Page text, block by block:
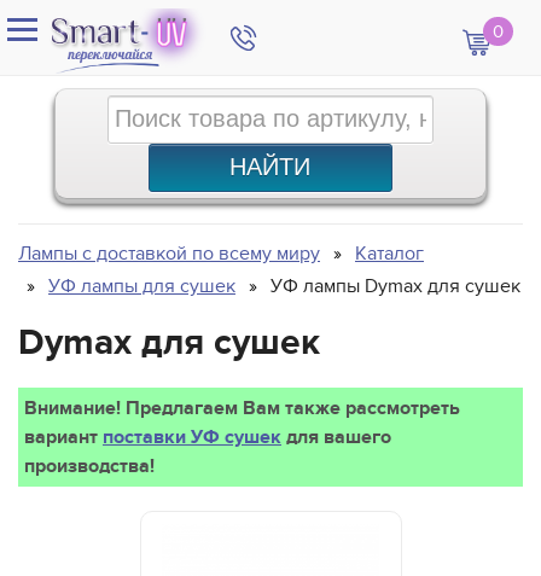
0
Лампы с доставкой по всему миру
Каталог
УФ лампы для сушек
УФ лампы Dymax для сушек
Dymax для сушек
Внимание! Предлагаем Вам также рассмотреть
вариант поставки УФ сушек для вашего
производства!